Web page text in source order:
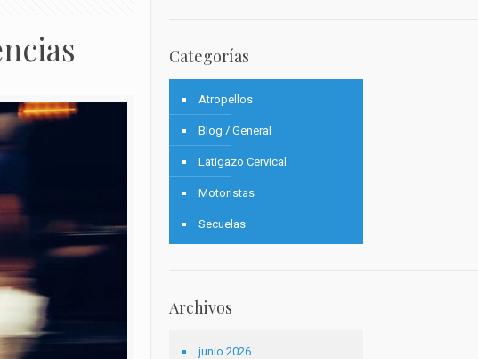
Categorías
Atropellos
Blog / General
Latigazo Cervical
Motoristas
Secuelas
Archivos
junio 2026